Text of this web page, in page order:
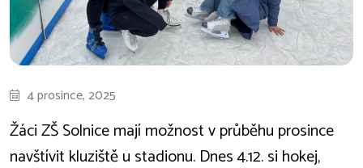
4 prosince, 2025
Žáci ZŠ Solnice mají možnost v průběhu prosince
navštívit kluziště u stadionu. Dnes 4.12. si hokej,